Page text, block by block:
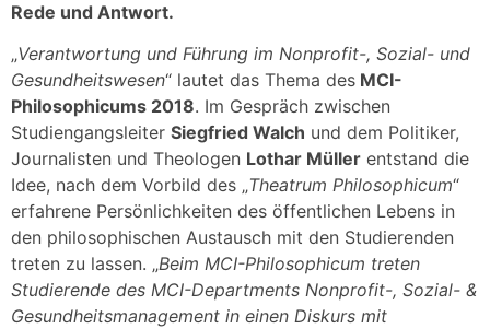
Rede und Antwort.
„Verantwortung und Führung im Nonprofit-, Sozial- und
Gesundheitswesen“ lautet das Thema des MCI-
Philosophicums 2018. Im Gespräch zwischen
Studiengangsleiter Siegfried Walch und dem Politiker,
Journalisten und Theologen Lothar Müller entstand die
Idee, nach dem Vorbild des „Theatrum Philosophicum“
erfahrene Persönlichkeiten des öffentlichen Lebens in
den philosophischen Austausch mit den Studierenden
treten zu lassen. „Beim MCI-Philosophicum treten
Studierende des MCI-Departments Nonprofit-, Sozial- &
Gesundheitsmanagement in einen Diskurs mit